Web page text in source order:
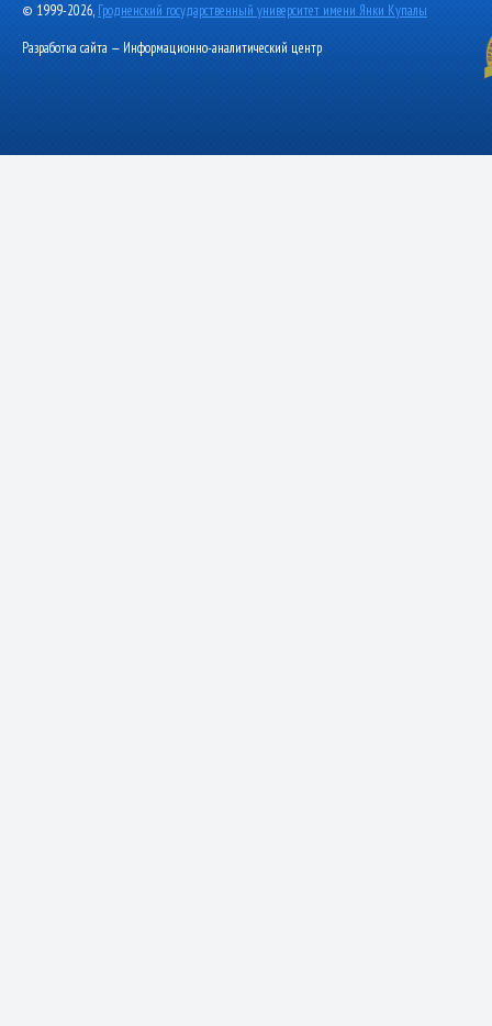
© 1999-2026, Гродненский государственный университет имени Янки Купалы
Разработка сайта — Информационно-аналитический центр